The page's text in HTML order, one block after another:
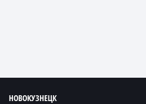
НОВОКУЗНЕЦК